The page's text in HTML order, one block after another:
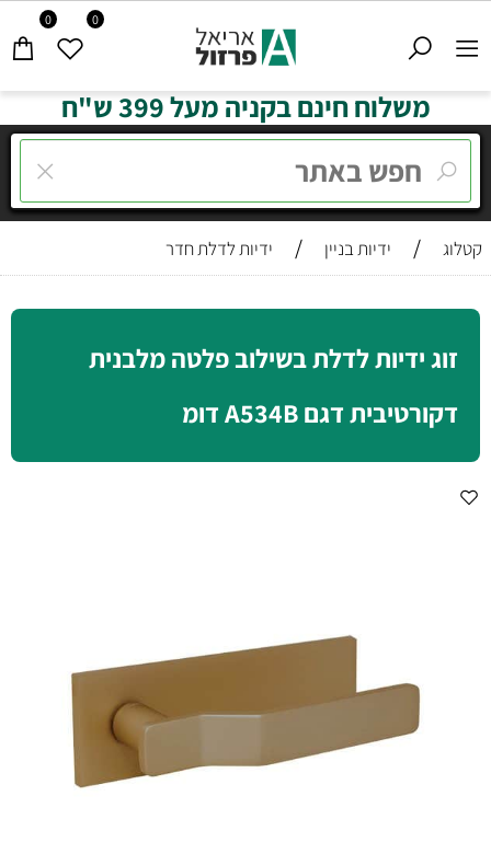
0 0
משלוח חינם בקניה מעל 399 ש"ח
קטלוג / ידיות בניין / ידיות לדלת חדר
זוג ידיות לדלת בשילוב פלטה מלבנית
דקורטיבית דגם A534B דומ